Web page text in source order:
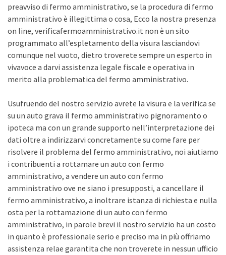
preavviso di fermo amministrativo, se la procedura di fermo
amministrativo è illegittima o cosa, Ecco la nostra presenza
on line, verificafermoamministrativo.it non è un sito
programmato all’espletamento della visura lasciandovi
comunque nel vuoto, dietro troverete sempre un esperto in
vivavoce a darvi assistenza legale fiscale e operativa in
merito alla problematica del fermo amministrativo.
Usufruendo del nostro servizio avrete la visura e la verifica se
su un auto grava il fermo amministrativo pignoramento o
ipoteca ma con un grande supporto nell’interpretazione dei
dati oltre a indirizzarvi concretamente su come fare per
risolvere il problema del fermo amministrativo, noi aiutiamo
i contribuenti a rottamare un auto con fermo
amministrativo, a vendere un auto con fermo
amministrativo ove ne siano i presupposti, a cancellare il
fermo amministrativo, a inoltrare istanza di richiesta e nulla
osta per la rottamazione di un auto con fermo
amministrativo, in parole brevi il nostro servizio ha un costo
in quanto è professionale serio e preciso ma in più offriamo
assistenza relae garantita che non troverete in nessun ufficio